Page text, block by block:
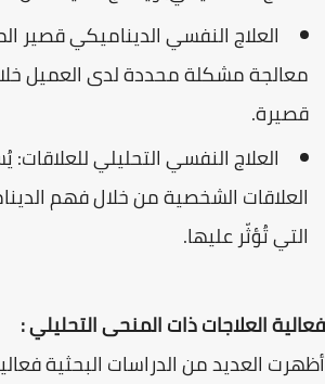
العلاج النفسي الديناميكي قصير
معالجة مشكلة محددة لدى العميل
قصيرة.
العلاج النفسي التحليلي
العلاقات الشخصية من خلال فهم
التي تُؤثّر عليها.
فعالية العلاجات ذات المنحى التحليلي :
أظهرت العديد من الدراسات البحثية